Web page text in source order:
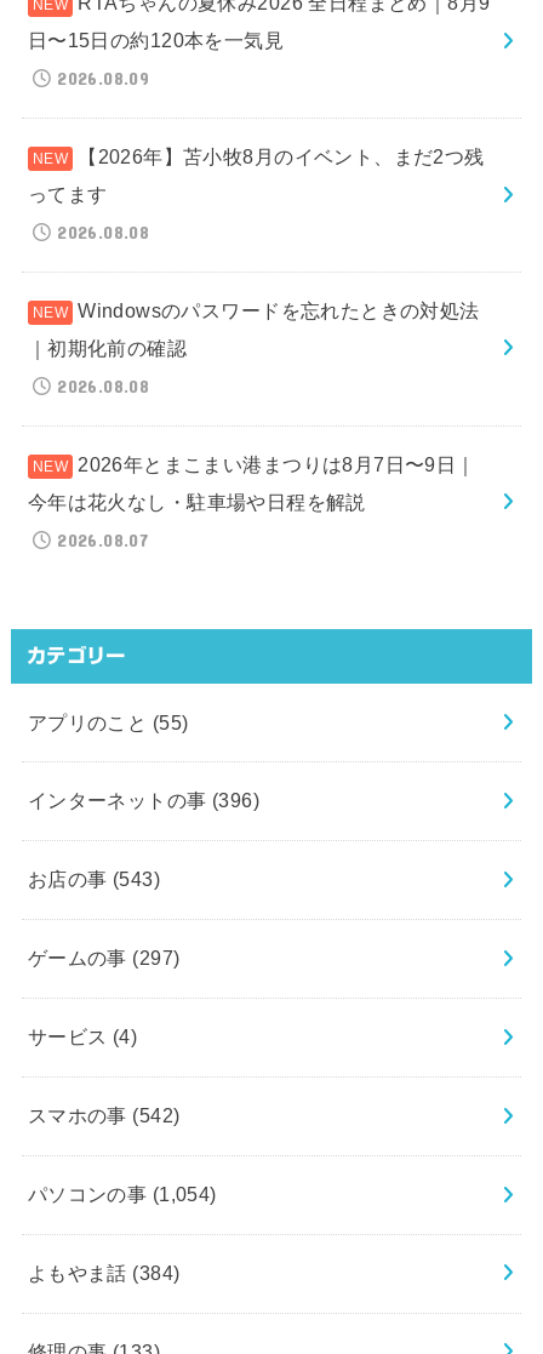
日〜15日の約120本を一気見
2026.08.09
【2026年】苫小牧8月のイベント、まだ2つ残
ってます
2026.08.08
Windowsのパスワードを忘れたときの対処法
｜初期化前の確認
2026.08.08
2026年とまこまい港まつりは8月7日〜9日｜
今年は花火なし・駐車場や日程を解説
2026.08.07
カテゴリー
アプリのこと (55)
インターネットの事 (396)
お店の事 (543)
ゲームの事 (297)
サービス (4)
スマホの事 (542)
パソコンの事 (1,054)
よもやま話 (384)